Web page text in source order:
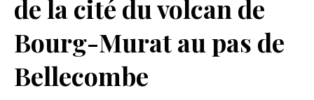
de la cité du volcan de
Bourg-Murat au pas de
Bellecombe